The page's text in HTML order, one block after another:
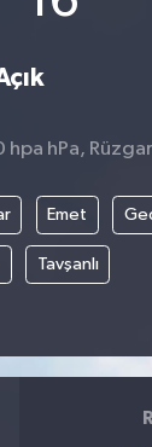
hpa hPa,
Emet
Tavşanlı